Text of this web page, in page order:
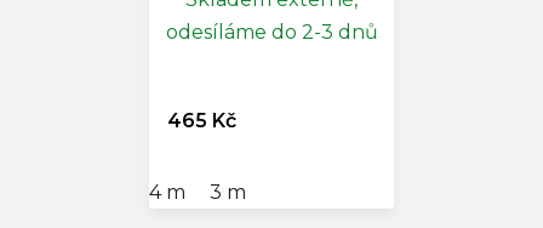
odesíláme do 2-3 dnů
465 Kč
4 m 3 m